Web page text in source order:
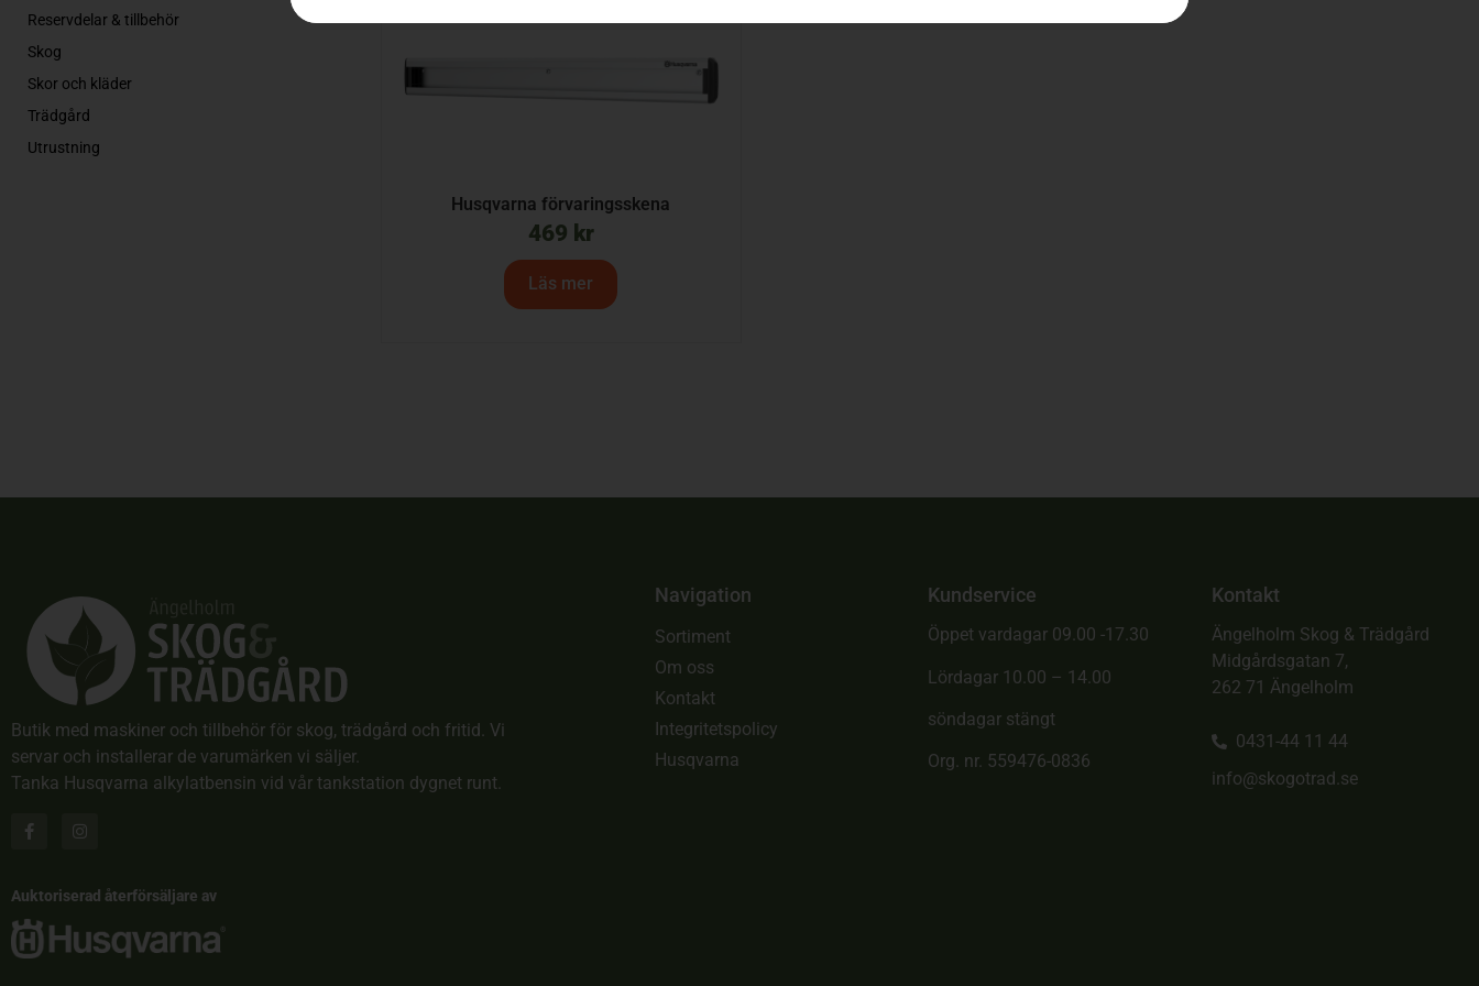
Reservdelar & tillbehör
Skog
Skor och kläder
Trädgård
Utrustning
Husqvarna förvaringsskena
469 kr
Läs mer
Butik med maskiner och tillbehör för skog, trädgård och fritid. Vi
servar och installerar de varumärken vi säljer.
Tanka Husqvarna alkylatbensin vid vår tankstation dygnet runt.
Auktoriserad återförsäljare av
Navigation
Sortiment
Om oss
Kontakt
Integritetspolicy
Husqvarna
Kundservice
Öppet vardagar 09.00 -17.30
Lördagar 10.00 – 14.00
söndagar stängt
Org. nr. 559476-0836
Kontakt
Ängelholm Skog & Trädgård
Midgårdsgatan 7,
262 71 Ängelholm
0431-44 11 44
info@skogotrad.se